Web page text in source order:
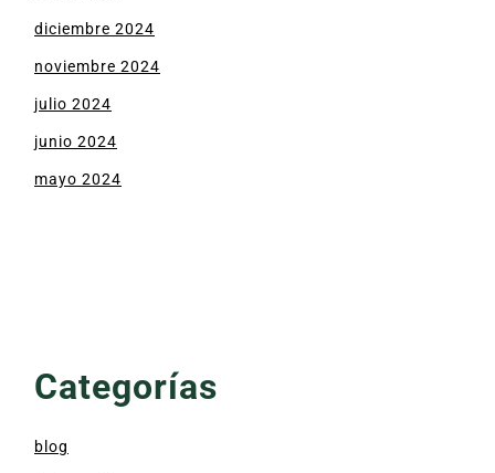
diciembre 2024
noviembre 2024
julio 2024
junio 2024
mayo 2024
Categorías
blog